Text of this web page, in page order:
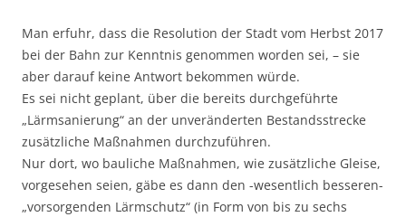
Man erfuhr, dass die Resolution der Stadt vom Herbst 2017
bei der Bahn zur Kenntnis genommen worden sei, – sie
aber darauf keine Antwort bekommen würde.
Es sei nicht geplant, über die bereits durchgeführte
„Lärmsanierung“ an der unveränderten Bestandsstrecke
zusätzliche Maßnahmen durchzuführen.
Nur dort, wo bauliche Maßnahmen, wie zusätzliche Gleise,
vorgesehen seien, gäbe es dann den -wesentlich besseren-
„vorsorgenden Lärmschutz“ (in Form von bis zu sechs